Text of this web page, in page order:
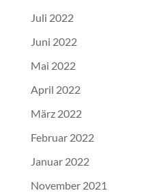
Juli 2022
Juni 2022
Mai 2022
April 2022
März 2022
Februar 2022
Januar 2022
November 2021